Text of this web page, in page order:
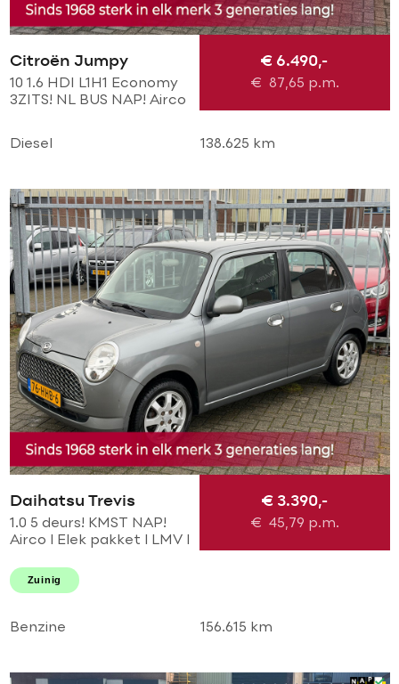
Citroën Jumpy
10 1.6 HDI L1H1 Economy
3ZITS! NL BUS NAP! Airco
Imperial l TOPSTAAT!
€ 6.490,-
€ 87,65 p.m.
Diesel 138.625 km
Daihatsu Trevis
1.0 5 deurs! KMST NAP!
Airco l Elek pakket l LMV l
TOPSTAAT l 2 SLEUTELS l
GOED ODNERHOUDEN!
€ 3.390,-
€ 45,79 p.m.
Zuinig
Benzine 156.615 km